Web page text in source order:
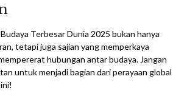
Terbesar Dunia 2025 bukan hanya
tetapi juga sajian yang memperkaya
hubungan antar budaya. Jangan
untuk menjadi bagian dari perayaan global